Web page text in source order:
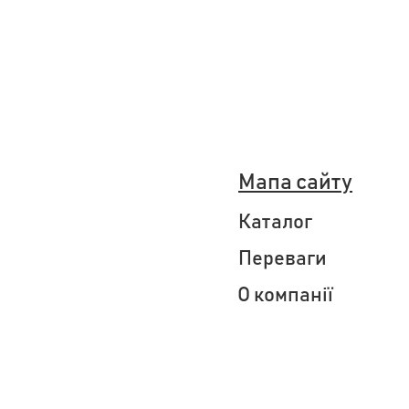
Мапа сайту
Каталог
Переваги
О компанії